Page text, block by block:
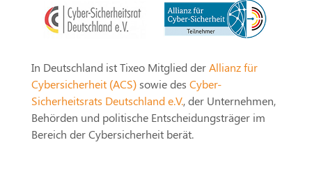
In Deutschland ist Tixeo Mitglied derAllianz für
Cybersicherheit (ACS)sowie des Cyber-
Sicherheitsrats Deutschland e.V., der Unternehmen,
Behörden und politische Entscheidungsträger im
Bereich der Cybersicherheit berät.